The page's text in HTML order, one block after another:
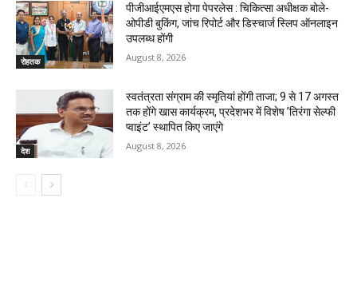
रोहतक
पीजीआईएमएस होगा पेपरलेस : चिकित्सा अधीक्षक बोले-
ओपीडी बुकिंग, जांच रिपोर्ट और डिस्चार्ज स्लिप ऑनलाइन
उपलब्ध होंगी
August 8, 2026
देश
स्वतंत्रता संग्राम की स्मृतियां होंगी ताजा; 9 से 17 अगस्त
तक होंगे खास कार्यक्रम, प्रदेशभर में विशेष ’तिरंगा सेल्फी
प्वाइंट’ स्थापित किए जाएंगे
August 8, 2026